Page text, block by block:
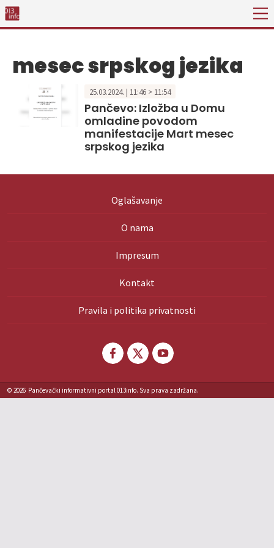
mesec srpskog jezika
25.03.2024. | 11:46 > 11:54
Pančevo: Izložba u Domu
omladine povodom
manifestacije Mart mesec
srpskog jezika
Oglašavanje
O nama
Impresum
Kontakt
Pravila i politika privatnosti
© 2026 Pančevački informativni portal 013info. Sva prava zadržana.